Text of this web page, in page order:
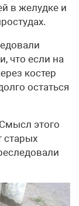
в желудке и
что если на
костер
остаться
этого
старых